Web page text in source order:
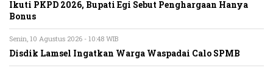
Ikuti PKPD 2026, Bupati Egi Sebut Penghargaan Hanya
Bonus
Senin, 10 Agustus 2026 - 10:48 WIB
Disdik Lamsel Ingatkan Warga Waspadai Calo SPMB